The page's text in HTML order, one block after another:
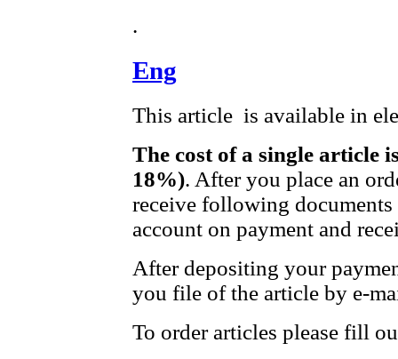
.
Eng
This article is available in
The cost of a single article
18%). After you place an
receive following
account on payment and
After depositing your
you file of the article by e-
To order articles please fill